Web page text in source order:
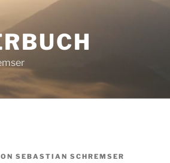
SEBASTIAN SCHREMSER